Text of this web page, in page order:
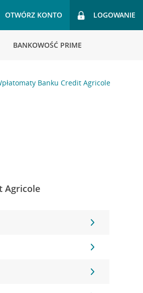
OTWÓRZ KONTO LOGOWANIE
BANKOWOŚĆ PRIME
Banku Credit Agricole
Agricole